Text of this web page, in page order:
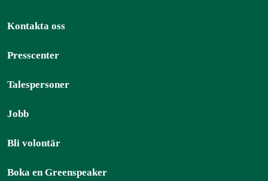
Kontakta oss
Presscenter
Talespersoner
Jobb
Bli volontär
Boka en Greenspeaker